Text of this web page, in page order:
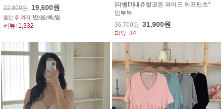
22,800원 19,600원
리뷰: 1,332
[라벨D]내츄럴코튼 와이드 하프팬츠*
임부복
36,700원 31,900원
리뷰: 34